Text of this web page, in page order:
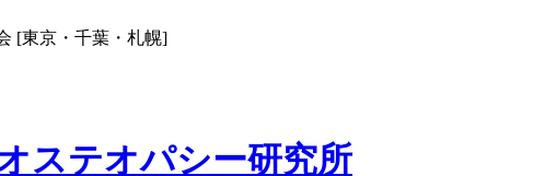
[東京・千葉・札幌]